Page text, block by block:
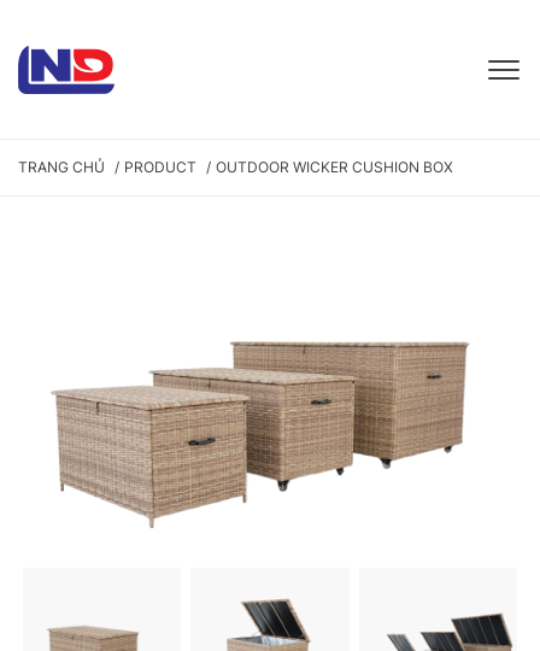
TRANG CHỦ PRODUCT OUTDOOR WICKER CUSHION BOX